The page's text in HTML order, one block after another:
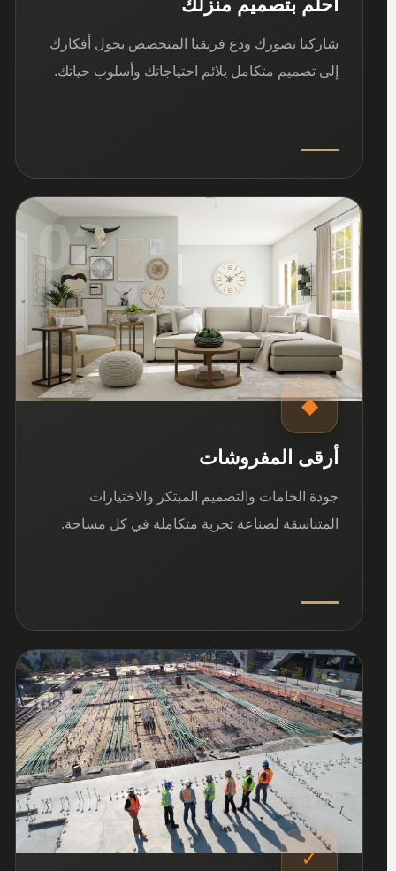
احلم بتصميم منزلك
شاركنا تصورك ودع فريقنا المتخصص يحول أفكارك
إلى تصميم متكامل يلائم احتياجاتك وأسلوب حياتك.
02
◆
أرقى المفروشات
جودة الخامات والتصميم المبتكر والاختيارات
المتناسقة لصناعة تجربة متكاملة في كل مساحة.
03
✓